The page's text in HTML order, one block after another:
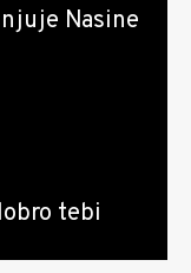
Nasine
tebi